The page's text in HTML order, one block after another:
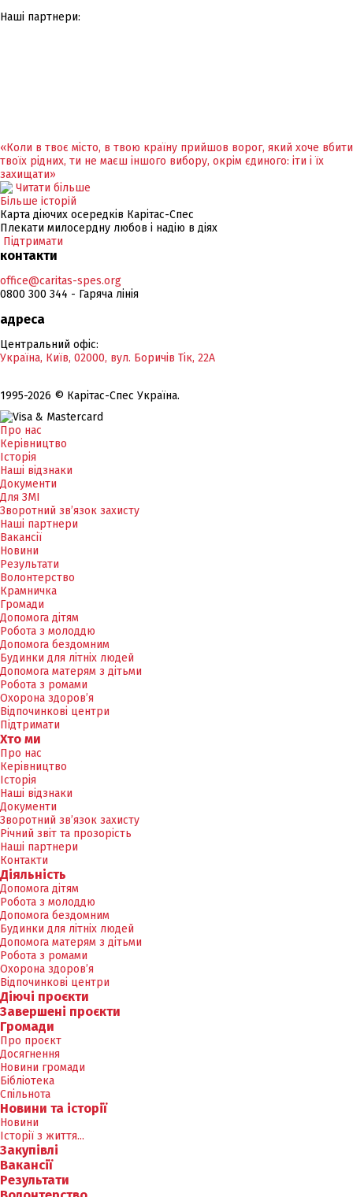
Наші партнери:
«Коли в твоє місто, в твою країну прийшов ворог, який хоче вбити
твоїх рідних, ти не маєш іншого вибору, окрім єдиного: іти і їх
захищати»
Читати більше
Бiльше iсторiй
Карта діючих осередків Карітас-Спес
Плекати милосердну любов і надію в діях
Підтримати
контакти
office@caritas-spes.org
0800 300 344 - Гаряча лінія
адреса
Центральний офіс:
Україна, Київ, 02000, вул. Боричів Тік, 22А
1995-2026 © Карітас-Спес Україна.
Про нас
Керівництво
Історія
Наші відзнаки
Документи
Для ЗМІ
Зворотний зв’язок захисту
Наші партнери
Вакансії
Новини
Результати
Волонтерство
Крамничка
Громади
Допомога дітям
Робота з молоддю
Допомога бездомним
Будинки для літніх людей
Допомога матерям з дітьми
Робота з ромами
Охорона здоров’я
Відпочинкові центри
Підтримати
Хто ми
Про нас
Керівництво
Історія
Наші відзнаки
Документи
Зворотний зв’язок захисту
Річний звіт та прозорість
Наші партнери
Контакти
Діяльність
Допомога дітям
Робота з молоддю
Допомога бездомним
Будинки для літніх людей
Допомога матерям з дітьми
Робота з ромами
Охорона здоров’я
Відпочинкові центри
Діючі проєкти
Завершені проєкти
Громади
Про проєкт
Досягнення
Новини громади
Бібліотека
Спільнота
Новини та історії
Новини
Історії з життя...
Закупівлі
Вакансії
Результати